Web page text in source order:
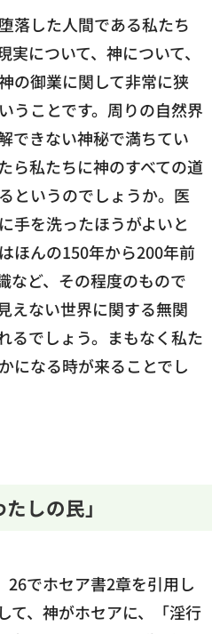
落した人間である私たち
について、神について、
の御業に関して非常に狭
うことです。周りの自然界
できない神秘で満ちてい
ら私たちに神のすべての道
というのでしょうか。医
手を洗ったほうがよいと
ほんの150年から200年前
など、その程度のもので
えない世界に関する無関
るでしょう。まもなく私た
になる時が来ることでし
しの民」
26でホセア書2章を引用し
て、神がホセアに、「淫行